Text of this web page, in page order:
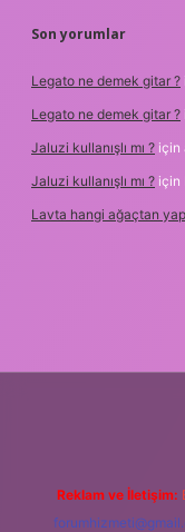
Son yorumlar
Legato ne demek gitar ?
Legato ne demek gitar ?
Jaluzi kullanışlı mı ? için
Jaluzi kullanışlı mı ? için
Lavta hangi ağaçtan
Reklam ve İletişim: